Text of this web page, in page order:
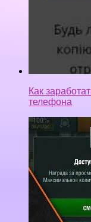
Как
телефона